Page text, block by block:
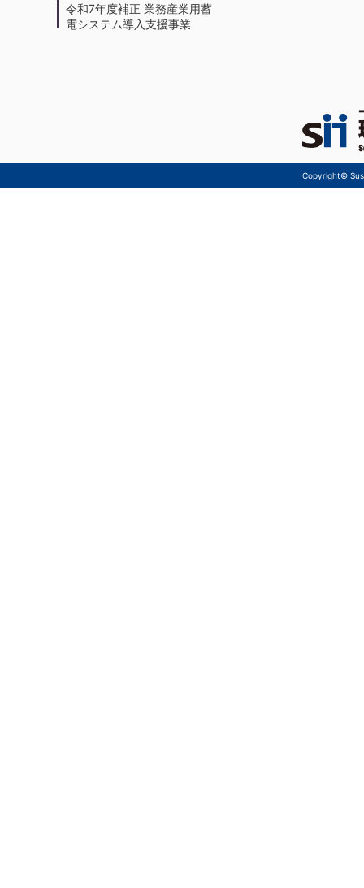
令和7年度補正 業務産業用蓄
電システム導入支援事業
Copyright©